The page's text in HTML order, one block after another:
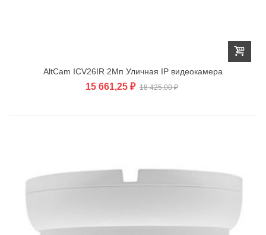
AltCam ICV26IR 2Мп Уличная IP видеокамера
15 661,25 ₽ 18 425,00 ₽